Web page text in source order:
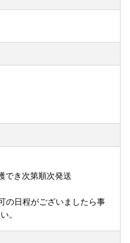
でき次第順次発送
の日程がございましたら事
。